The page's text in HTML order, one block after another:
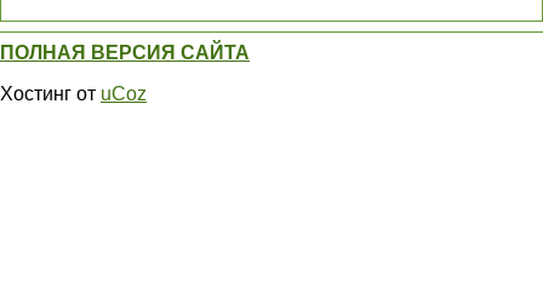
ПОЛНАЯ ВЕРСИЯ САЙТА
Хостинг от uCoz